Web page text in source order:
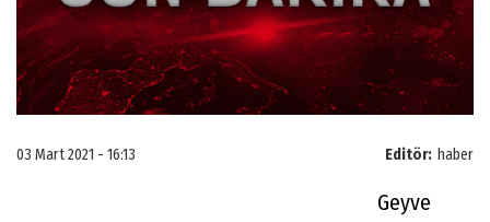
Editör: haber
03 Mart 2021 - 16:13
Geyve